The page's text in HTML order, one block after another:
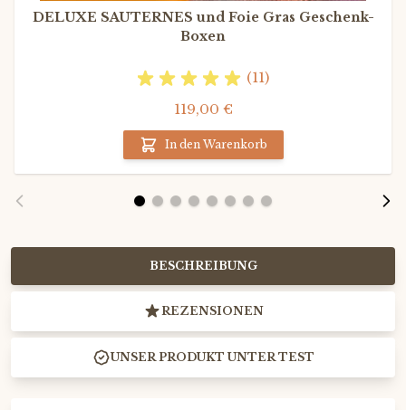
DELUXE SAUTERNES und Foie Gras Geschenk-
Boxen
(11)
119,00 €
In den Warenkorb
BESCHREIBUNG
REZENSIONEN
UNSER PRODUKT UNTER TEST